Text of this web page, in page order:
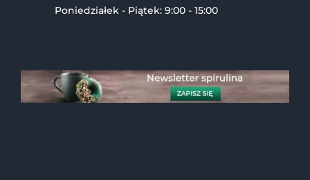
Poniedziałek - Piątek: 9:00 - 15:00